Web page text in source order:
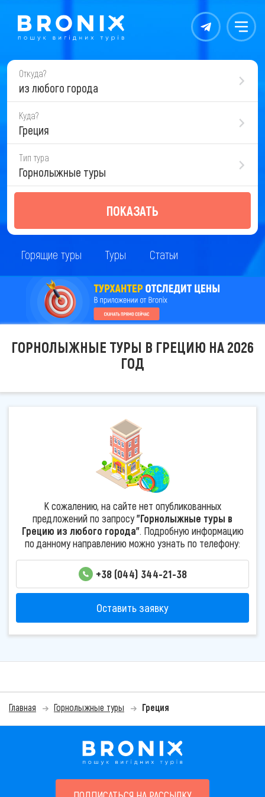
Контакты Меню
Откуда?
из любого города
Куда?
Греция
Тип тура
Горнолыжные туры
ПОКАЗАТЬ
Горящие туры Туры Статьи
ГОРНОЛЫЖНЫЕ ТУРЫ В ГРЕЦИЮ НА 2026
ГОД
К сожалению, на сайте нет опубликованных
предложений по запросу"Горнолыжные туры в
Грецию из любого города". Подробную информацию
по данному направлению можно узнать по телефону:
+38 (044) 344-21-38
Оставить заявку
Главная Горнолыжные туры Греция